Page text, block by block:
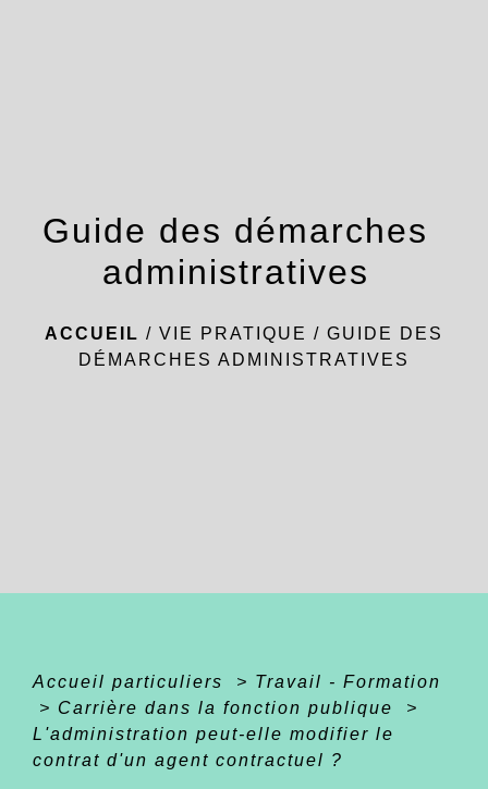
Guide des démarches
administratives
ACCUEIL / VIE PRATIQUE / GUIDE DES
DÉMARCHES ADMINISTRATIVES
Accueil particuliers > Travail - Formation
> Carrière dans la fonction publique
>
L'administration peut-elle modifier le
contrat d'un agent contractuel ?